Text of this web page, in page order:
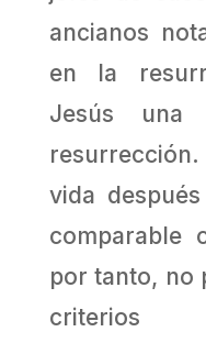
ancianos
en la
Jesús una
vida
comparable
por tanto, no
criterios